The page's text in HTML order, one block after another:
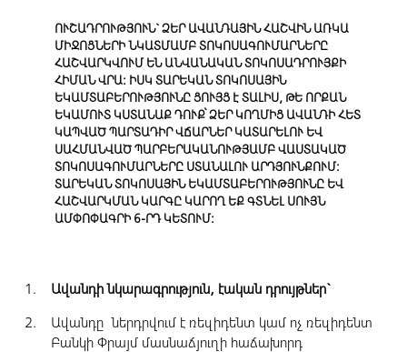
ՈՒՇԱԴՐՈՒԹՅՈՒՆ` ՁԵՐ ԱՎԱՆԴԱՅԻՆ ՀԱՇՎԻՆ ԱՌԿԱ
ՄԻՋՈՑՆԵՐԻ ՆԿԱՏՄԱՄԲ ՏՈԿՈՍԱԳՈՒՄԱՐՆԵՐԸ
ՀԱՇՎԱՐԿՎՈՒՄ ԵՆ ԱՆՎԱՆԱԿԱՆ ՏՈԿՈՍԱԴՐՈՒՅՔԻ
ՀԻՄԱՆ ՎՐԱ: ԻՍԿ ՏԱՐԵԿԱՆ ՏՈԿՈՍԱՅԻՆ
ԵԿԱՄՏԱԲԵՐՈՒԹՅՈՒՆԸ ՑՈՒՅՑ Է ՏԱԼԻՍ, ԹԵ ՈՐՔԱՆ
ԵԿԱՄՈՒՏ ԿՍՏԱՆԱՔ ԴՈՒՔ՝ՁԵՐ ԿՈՂՄԻՑ ԱՎԱՆԴԻ ՀԵՏ
ԿԱՊՎԱԾ ՊԱՐՏԱԴԻՐ ՎՃԱՐՆԵՐ ԿԱՏԱՐԵԼՈՒ ԵՎ
ՍԱՀՄԱՆՎԱԾ ՊԱՐԲԵՐԱԿԱՆՈՒԹՅԱՄԲ ՎԱՍՏԱԿԱԾ
ՏՈԿՈՍԱԳՈՒՄԱՐՆԵՐԸ ՍՏԱՆԱԼՈՒ ԱՐԴՅՈՒՆՔՈՒՄ:
ՏԱՐԵԿԱՆ ՏՈԿՈՍԱՅԻՆ ԵԿԱՄՏԱԲԵՐՈՒԹՅՈՒՆԸ ԵՎ
ՀԱՇՎԱՐԿՄԱՆ ԿԱՐԳԸ ԿԱՐՈՂ ԵՔ ԳՏՆԵԼ ՍՈՒՅՆ
ԱՄՓՈՓԱԳՐԻ 6-ՐԴ ԿԵՏՈՒՄ:
Ավանդի նկարագրություն, էական դրույթներ`
Ավանդը ներդրվում է ռեզիդենտ կամ ոչ ռեզիդենտ
Բանկի Փրայմ մասնաճյուղի հաճախորդ